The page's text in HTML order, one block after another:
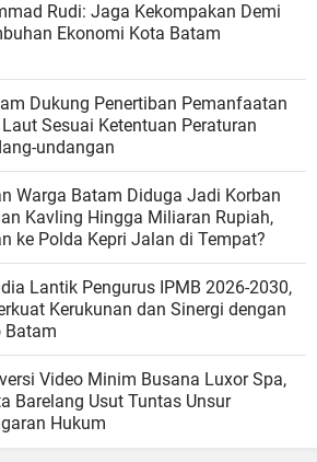
Rudi: Jaga Kekompakan Demi
Ekonomi Kota Batam
Dukung Penertiban Pemanfaatan
Sesuai Ketentuan Peraturan
undangan
Warga Batam Diduga Jadi Korban
Kavling Hingga Miliaran Rupiah,
ke Polda Kepri Jalan di Tempat?
Lantik Pengurus IPMB 2026-2030,
Kerukunan dan Sinergi dengan
Batam
Video Minim Busana Luxor Spa,
Barelang Usut Tuntas Unsur
Hukum